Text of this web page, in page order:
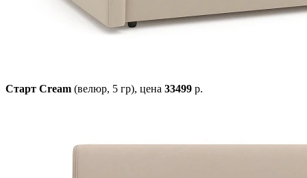
Старт Cream (велюр, 5 гр), цена 33499 р.